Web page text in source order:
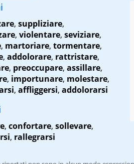
, suppliziare,
, violentare, seviziare,
, martoriare, tormentare,
, addolorare, rattristare,
, preoccupare, assillare,
, importunare, molestare,
, affliggersi, addolorarsi
, confortare, sollevare,
, rallegrarsi